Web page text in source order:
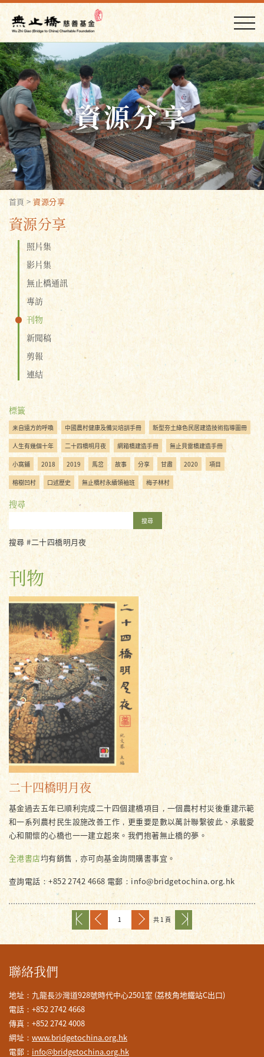
資源分享
首頁 >資源分享
資源分享
照片集
影片集
無止橋通訊
專訪
刊物
新聞稿
剪報
連結
標籤
来自遠方的呼喚 中國農村健康及備災培訓手冊 新型夯土綠色民居建造技術指導圖冊
人生有幾個十年 二十四橋明月夜 網箱橋建造手冊 無止貝雷橋建造手冊
小窩鋪 2018 2019 馬岔 故事 分享 甘肅 2020 項目
榕樹凹村 口述歷史 無止橋村永續領袖班 梅子林村
搜尋
搜尋
搜尋 #二十四橋明月夜
刊物
二十四橋明月夜
基金過去五年已順利完成二十四個建橋項目，一個農村村災後重建示範
和一系列農村民生設施改善工作，更重要是數以萬計聯繫彼此、承載愛
心和關懷的心橋也一一建立起來。我們抱著無止橋的夢。
全港書店均有銷售，亦可向基金詢問購書事宜。
查詢電話：+852 2742 4668 電郵：info@bridgetochina.org.hk
共 1 頁
聯絡我們
地址：九龍長沙灣道928號時代中心2501室 (荔枝角地鐵站C出口)
電話：+852 2742 4668
傳真：+852 2742 4008
網址： www.bridgetochina.org.hk
電郵： info@bridgetochina.org.hk